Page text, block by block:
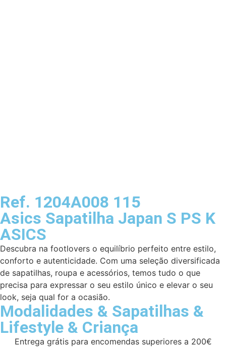
Ref. 1204A008 115
Asics Sapatilha Japan S PS K
ASICS
Descubra na footlovers o equilíbrio perfeito entre estilo,
conforto e autenticidade. Com uma seleção diversificada
de sapatilhas, roupa e acessórios, temos tudo o que
precisa para expressar o seu estilo único e elevar o seu
look, seja qual for a ocasião.
Modalidades & Sapatilhas &
Lifestyle & Criança
Entrega grátis para encomendas superiores a 200€